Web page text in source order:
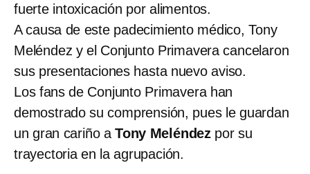
fuerte intoxicación por alimentos.
A causa de este padecimiento médico, Tony
Meléndez y el Conjunto Primavera cancelaron
sus presentaciones hasta nuevo aviso.
Los fans de Conjunto Primavera han
demostrado su comprensión, pues le guardan
un gran cariño aTony Meléndez por su
trayectoria en la agrupación.